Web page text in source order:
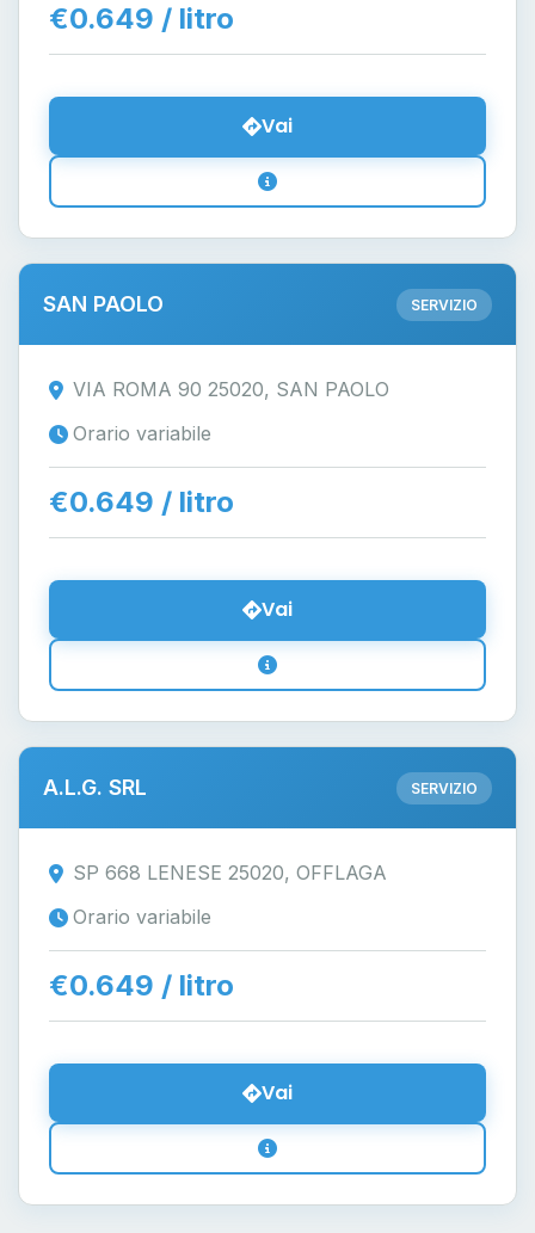
€0.649 / litro
Vai
SAN PAOLO SERVIZIO
VIA ROMA 90 25020, SAN PAOLO
Orario variabile
€0.649 / litro
Vai
A.L.G. SRL SERVIZIO
SP 668 LENESE 25020, OFFLAGA
Orario variabile
€0.649 / litro
Vai